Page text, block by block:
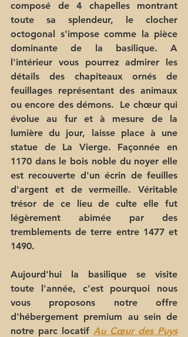
composé de 4 chapelles montrant
toute sa splendeur, le clocher
octogonal s'impose comme la pièce
dominante de la basilique. A
l'intérieur vous pourrez admirer les
détails des chapiteaux ornés de
feuillages représentant des animaux
ou encore des démons.  Le chœur qui
évolue au fur et à mesure de la
lumière du jour, laisse place à une
statue de La Vierge. Façonnée en
1170 dans le bois noble du noyer elle
est recouverte d'un écrin de feuilles
d'argent et de vermeille. Véritable
trésor de ce lieu de culte elle fut
légèrement abimée par des
tremblements de terre entre 1477 et
1490.
Aujourd'hui la basilique se visite
toute l'année, c'est pourquoi nous
vous proposons notre offre
d'hébergement premium au sein de
notre parc locatif Au Cœur des Puys